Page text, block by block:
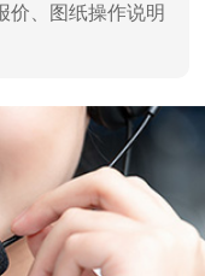
价、图纸操作说明